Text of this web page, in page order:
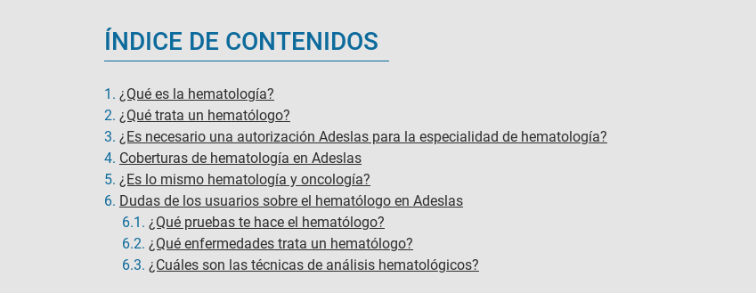
ÍNDICE DE CONTENIDOS
1. ¿Qué es la hematología?
2. ¿Qué trata un hematólogo?
3. ¿Es necesario una autorización Adeslas para la especialidad de hematología?
4. Coberturas de hematología en Adeslas
5. ¿Es lo mismo hematología y oncología?
6. Dudas de los usuarios sobre el hematólogo en Adeslas
6.1. ¿Qué pruebas te hace el hematólogo​?
6.2. ¿Qué enfermedades trata un hematólogo?
6.3. ¿Cuáles son las técnicas de análisis hematológicos​?